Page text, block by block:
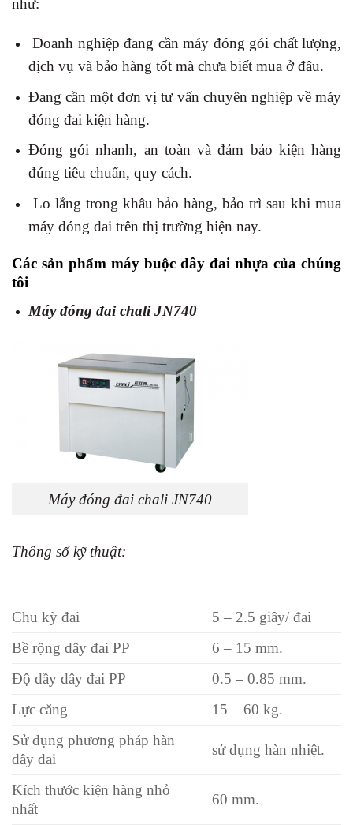
như:
Doanh nghiệp đang cần máy đóng gói chất lượng,
dịch vụ và bảo hàng tốt mà chưa biết mua ở đâu.
Đang cần một đơn vị tư vấn chuyên nghiệp về máy
đóng đai kiện hàng.
Đóng gói nhanh, an toàn và đảm bảo kiện hàng
đúng tiêu chuẩn, quy cách.
Lo lắng trong khâu bảo hàng, bảo trì sau khi mua
máy đóng đai trên thị trường hiện nay.
Các sản phẩm máy buộc dây đai nhựa của chúng
tôi
Máy đóng đai chali JN740
Máy đóng đai chali JN740
Thông số kỹ thuật:
Chu kỳ đai
5 – 2.5 giây/ đai
Bề rộng dây đai PP
6 – 15 mm.
Độ dầy dây đai PP
0.5 – 0.85 mm.
Lực căng
15 – 60 kg.
Sử dụng phương pháp hàn
dây đai
sử dụng hàn nhiệt.
Kích thước kiện hàng nhỏ
nhất
60 mm.